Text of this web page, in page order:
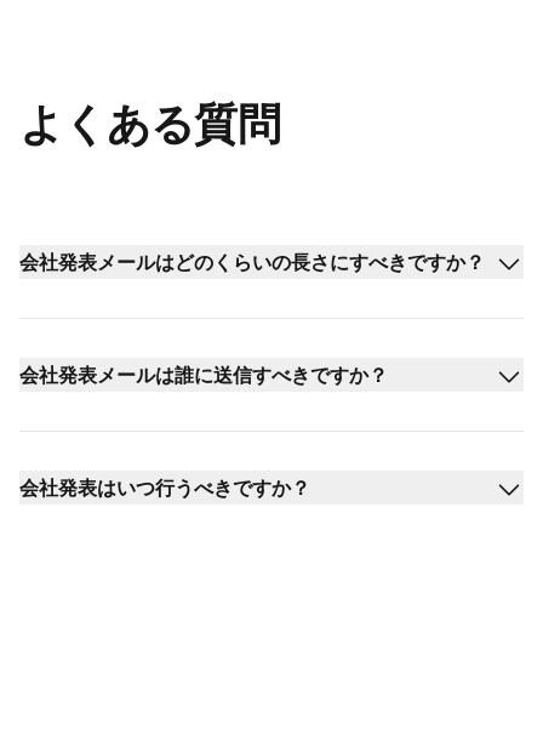
よくある質問
会社発表メールはどのくらいの長さにすべきですか？
会社発表メールは誰に送信すべきですか？
会社発表はいつ行うべきですか？